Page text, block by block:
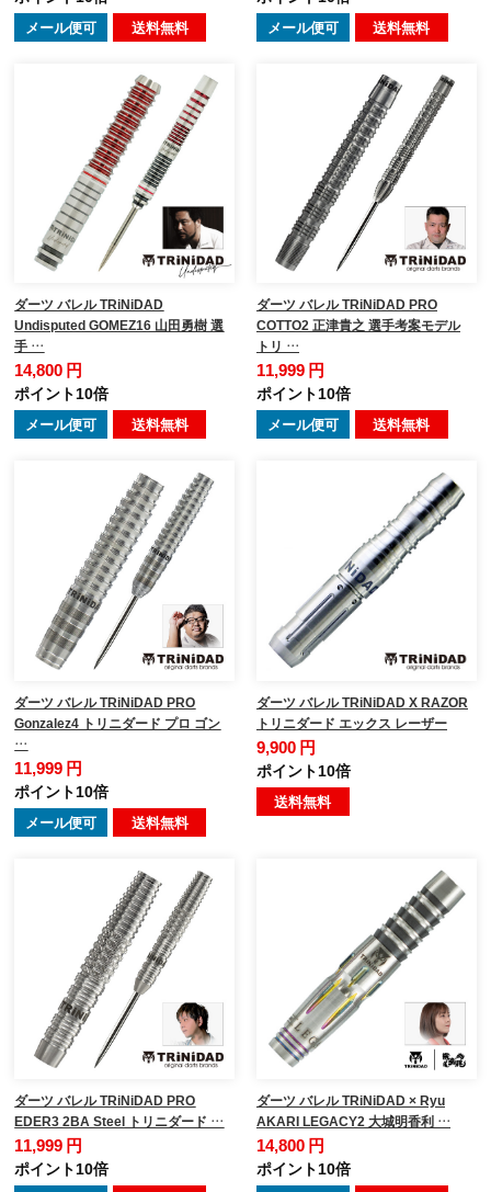
メール便可 送料無料 メール便可 送料無料
ダーツ バレル TRiNiDAD
Undisputed GOMEZ16 山田勇樹 選
手 …
14,800 円
ポイント10倍
メール便可 送料無料
ダーツ バレル TRiNiDAD PRO
COTTO2 正津貴之 選手考案モデル
トリ …
11,999 円
ポイント10倍
メール便可 送料無料
ダーツ バレル TRiNiDAD PRO
Gonzalez4 トリニダード プロ ゴン
…
11,999 円
ポイント10倍
メール便可 送料無料
ダーツ バレル TRiNiDAD X RAZOR
トリニダード エックス レーザー
9,900 円
ポイント10倍
送料無料
ダーツ バレル TRiNiDAD PRO
EDER3 2BA Steel トリニダード …
11,999 円
ポイント10倍
ダーツ バレル TRiNiDAD × Ryu
AKARI LEGACY2 大城明香利 …
14,800 円
ポイント10倍